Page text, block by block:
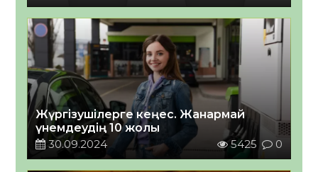
Жүргізушілерге кеңес. Жанармай
үнемдеудің 10 жолы
30.09.2024
5425 0